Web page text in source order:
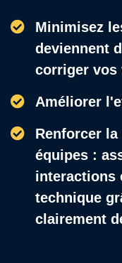
Minimisez
deviennent
corriger vos
Améliorer
Renforcer
équipes :
interactions
technique
clairement